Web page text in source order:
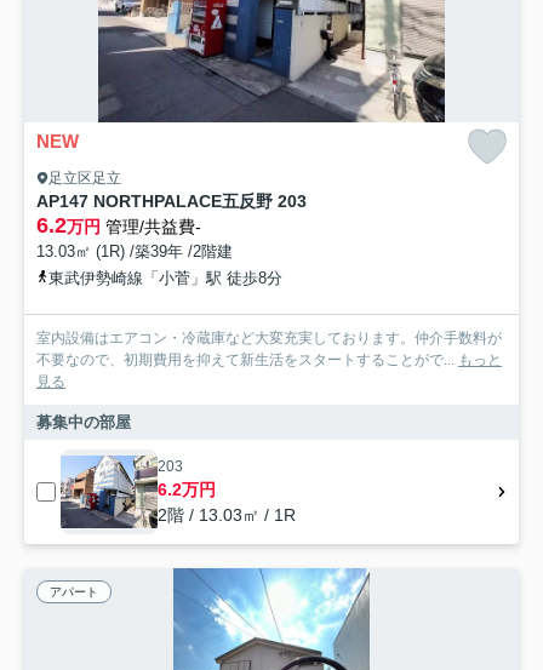
NEW
足立区足立
AP147 NORTHPALACE五反野 203
6.2万円 管理/共益費-
13.03㎡ (1R) /築39年 /2階建
東武伊勢崎線「小菅」駅 徒歩8分
室内設備はエアコン・冷蔵庫など大変充実しております。仲介手数料が
不要なので、初期費用を抑えて新生活をスタートすることがで... もっと
見る
募集中の部屋
203
6.2万円
2階 / 13.03㎡ / 1R
アパート